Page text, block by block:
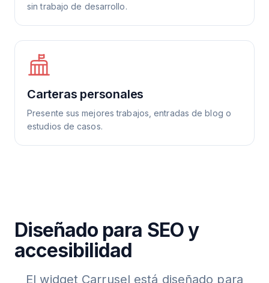
sin trabajo de desarrollo.
Carteras personales
Presente sus mejores trabajos, entradas de blog o
estudios de casos.
Diseñado para SEO y
accesibilidad
El widget Carrusel está diseñado para